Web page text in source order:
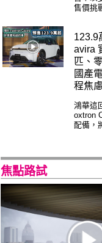
售價挑
123.9
avira
匹、
國產
程焦慮
鴻華這
oxtron
配備，
焦點路試